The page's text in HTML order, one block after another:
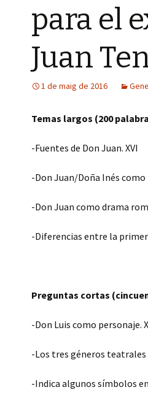
para el
Juan
1 de maig de 2016
Temas largos (200
-Fuentes de Don Juan. XVI
-Don Juan/Doña Inés como
-Don Juan como drama
-Diferencias entre la
Preguntas cortas
-Don Luis como personaje.
-Los tres géneros teatrales
-Indica algunos símbolos en